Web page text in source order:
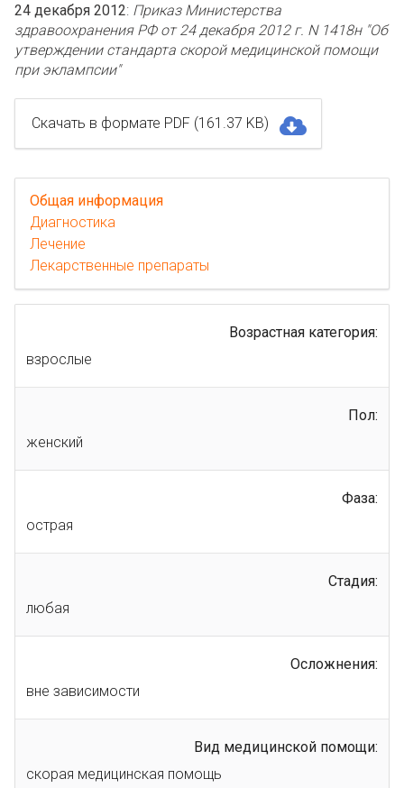
24 декабря 2012: Приказ Министерства
здравоохранения РФ от 24 декабря 2012 г. N 1418н "Об
утверждении стандарта скорой медицинской помощи
при эклампсии"
Скачать в формате PDF (161.37 KB)
Общая информация
Диагностика
Лечение
Лекарственные препараты
Возрастная категория:
взрослые
Пол:
женский
Фаза:
острая
Стадия:
любая
Осложнения:
вне зависимости
Вид медицинской помощи:
скорая медицинская помощь